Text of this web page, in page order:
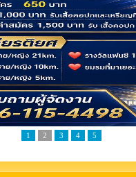
1 2 3 4 5